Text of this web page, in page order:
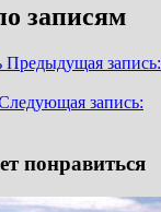
записям
Предыдущая запись:
запись:
понравиться